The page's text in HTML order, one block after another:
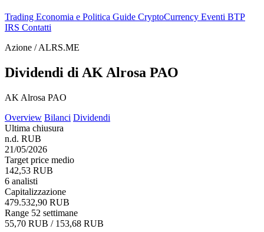
Trading Economia e Politica Guide CryptoCurrency Eventi BTP
IRS Contatti
Azione / ALRS.ME
Dividendi di AK Alrosa PAO
AK Alrosa PAO
Overview Bilanci Dividendi
Ultima chiusura
n.d. RUB
21/05/2026
Target price medio
142,53 RUB
6 analisti
Capitalizzazione
479.532,90 RUB
Range 52 settimane
55,70 RUB / 153,68 RUB